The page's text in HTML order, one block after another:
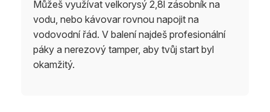
Můžeš využívat velkorysý 2,8l zásobník na
vodu, nebo kávovar rovnou napojit na
vodovodní řád. V balení najdeš profesionální
páky a nerezový tamper, aby tvůj start byl
okamžitý.